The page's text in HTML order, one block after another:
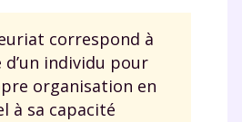
correspond à
d’un individu pour
organisation en
à sa capacité